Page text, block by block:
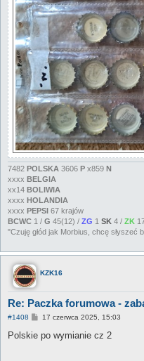
7482 POLSKA 3606 P x859 N
xxxx BELGIA
xx14 BOLIWIA
xxxx HOLANDIA
xxxx PEPSI 67 krajów
BCWC 1 / G 45(12) / ZG 1 SK 4 / ZK
"Czuję głód jak Morbius, chcę słyszeć
KZK16
Re: Paczka forumowa -
#1408
P
s
t
17 czerwca 2025, 15:03
Polskie po wymianie cz 2